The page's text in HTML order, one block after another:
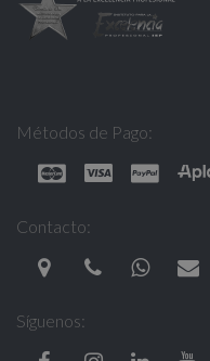
Métodos de Pago:
Contacto:
Síguenos: